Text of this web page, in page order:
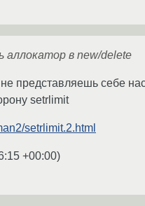
в new/delete
представляешь себе
setrlimit
setrlimit.2.html
+00:00)